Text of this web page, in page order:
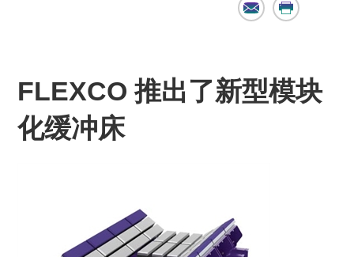
Email Print
FLEXCO 推出了新型模块
化缓冲床